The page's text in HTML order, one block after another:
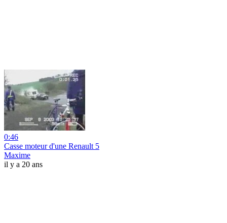
0:46
Casse moteur d'une Renault 5
Maxime
il y a 20 ans